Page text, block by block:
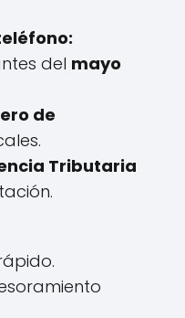
del mayo
de
Tributaria